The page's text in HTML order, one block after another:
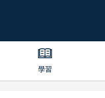
學習